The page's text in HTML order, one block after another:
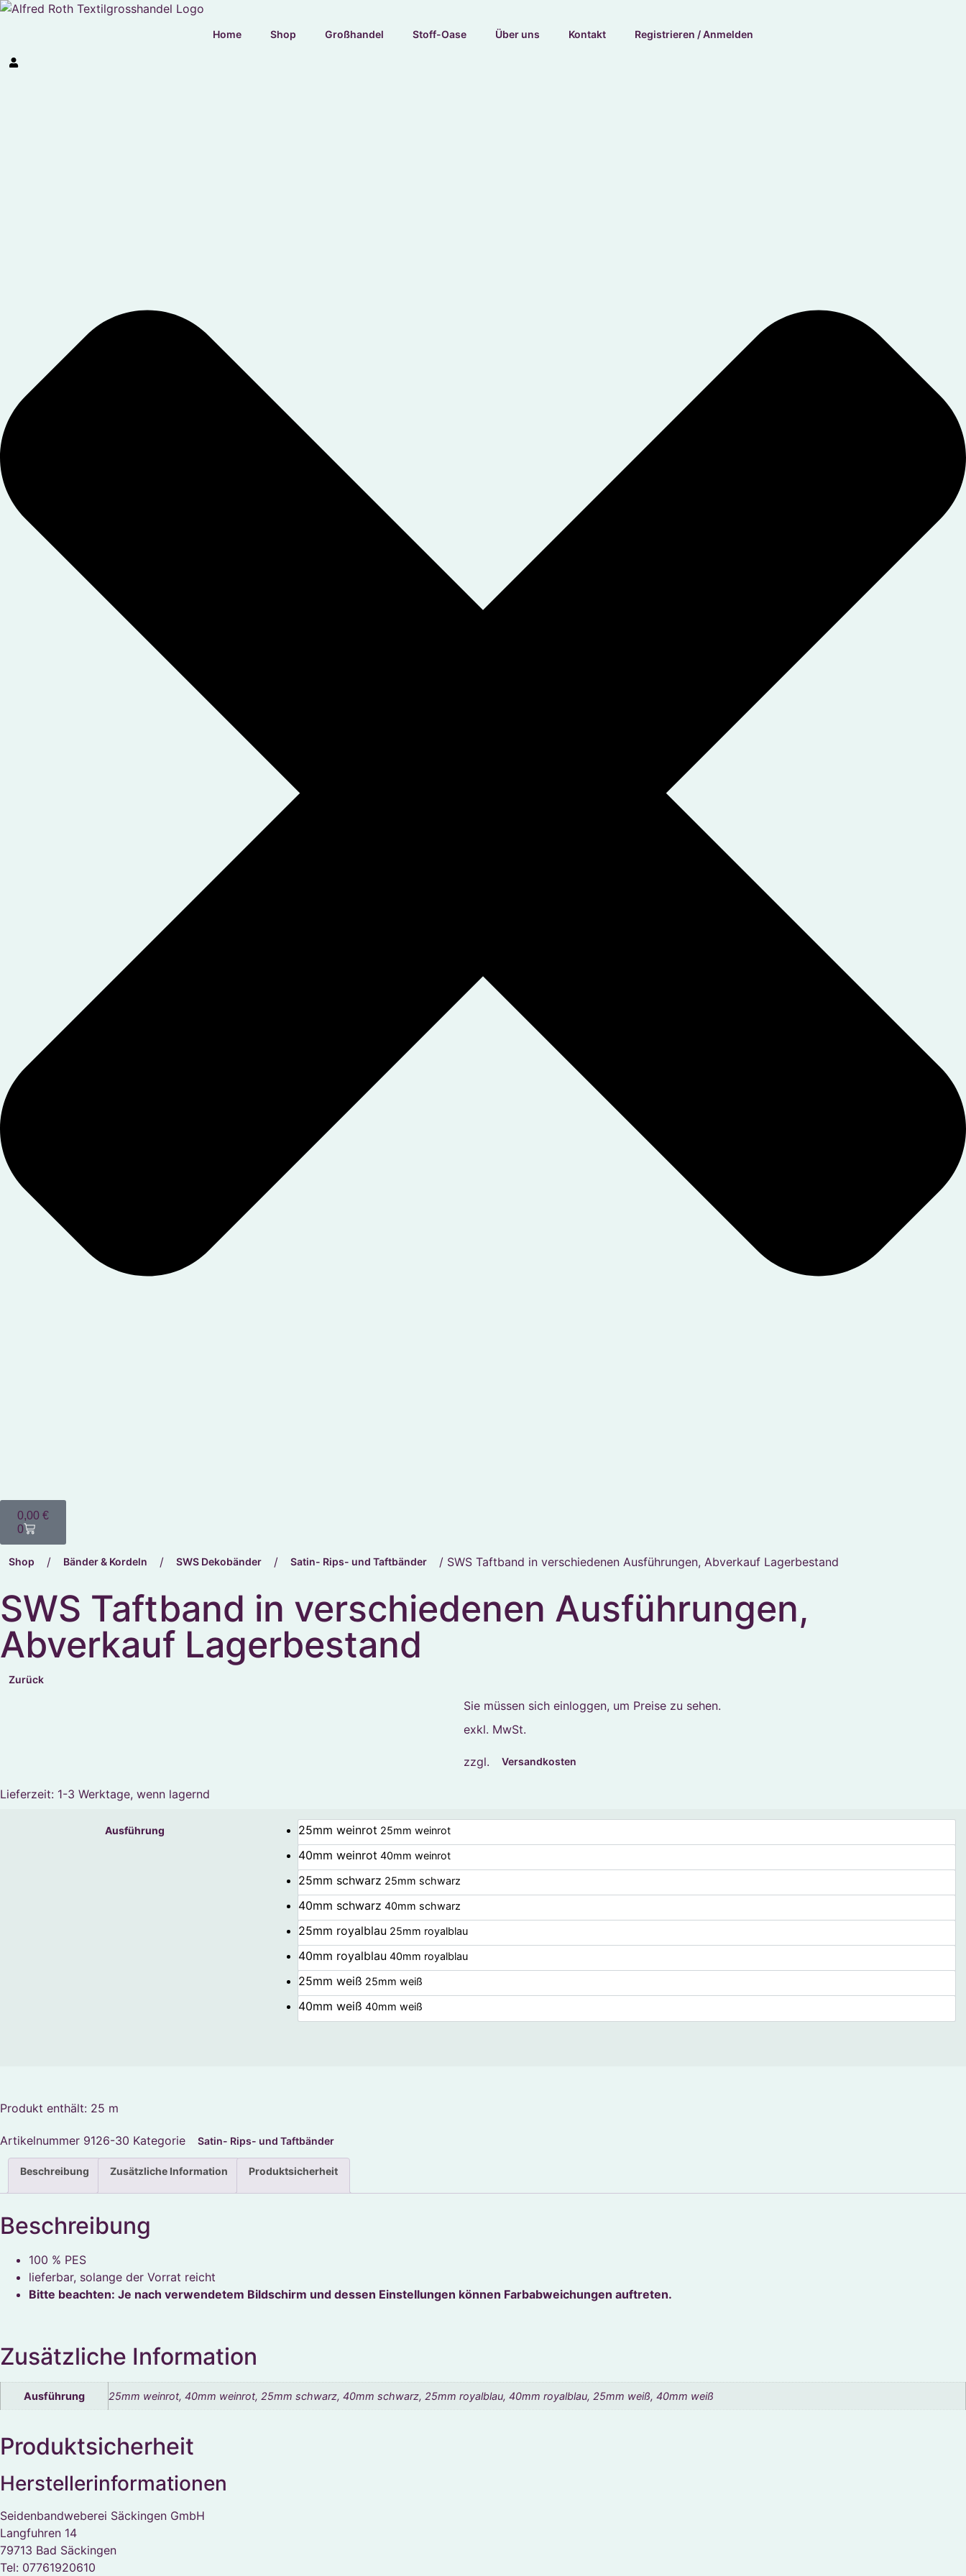
Home Shop Großhandel Stoff-Oase Über uns Kontakt Registrieren / Anmelden
0,00 €
0
Shop / Bänder & Kordeln / SWS Dekobänder / Satin- Rips- und Taftbänder / SWS Taftband in verschiedenen Ausführungen, Abverkauf Lagerbestand
SWS Taftband in verschiedenen Ausführungen,
Abverkauf Lagerbestand
Zurück
Sie müssen sich einloggen, um Preise zu sehen.
exkl. MwSt.
zzgl. Versandkosten
Lieferzeit: 1-3 Werktage, wenn lagernd
Ausführung 25mm weinrot 25mm weinrot
40mm weinrot 40mm weinrot
25mm schwarz 25mm schwarz
40mm schwarz 40mm schwarz
25mm royalblau 25mm royalblau
40mm royalblau 40mm royalblau
25mm weiß 25mm weiß
40mm weiß 40mm weiß
Produkt enthält: 25 m
Artikelnummer 9126-30 Kategorie Satin- Rips- und Taftbänder
Beschreibung Zusätzliche Information Produktsicherheit
Beschreibung
100 % PES
lieferbar, solange der Vorrat reicht
Bitte beachten: Je nach verwendetem Bildschirm und dessen Einstellungen können Farbabweichungen auftreten.
Zusätzliche Information
Ausführung 25mm weinrot, 40mm weinrot, 25mm schwarz, 40mm schwarz, 25mm royalblau, 40mm royalblau, 25mm weiß, 40mm weiß
Produktsicherheit
Herstellerinformationen
Seidenbandweberei Säckingen GmbH
Langfuhren 14
79713 Bad Säckingen
Tel: 07761920610